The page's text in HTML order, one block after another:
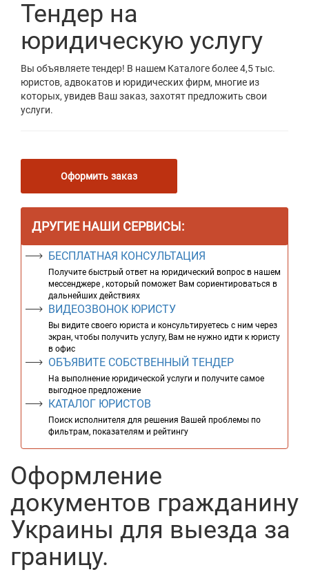
Тендер на
юридическую услугу
Вы объявляете тендер! В нашем Каталоге более 4,5 тыс.
юристов, адвокатов и юридических фирм, многие из
которых, увидев Ваш заказ, захотят предложить свои
услуги.
Оформить заказ
ДРУГИЕ НАШИ СЕРВИСЫ:
БЕСПЛАТНАЯ КОНСУЛЬТАЦИЯ
Получите быстрый ответ на юридический вопрос в нашем
мессенджере , который поможет Вам сориентироваться в
дальнейших действиях
ВИДЕОЗВОНОК ЮРИСТУ
Вы видите своего юриста и консультируетесь с ним через
экран, чтобы получить услугу, Вам не нужно идти к юристу
в офис
ОБЪЯВИТЕ СОБСТВЕННЫЙ ТЕНДЕР
На выполнение юридической услуги и получите самое
выгодное предложение
КАТАЛОГ ЮРИСТОВ
Поиск исполнителя для решения Вашей проблемы по
фильтрам, показателям и рейтингу
Оформление
документов гражданину
Украины для выезда за
границу.